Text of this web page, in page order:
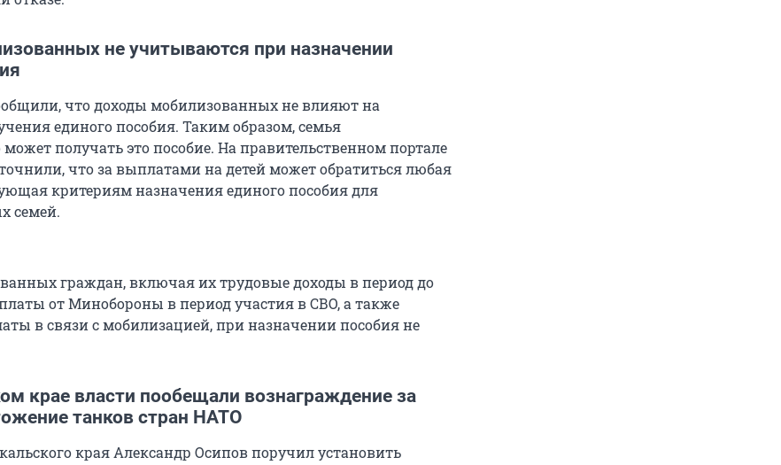
не учитываются при назначении
что доходы мобилизованных не влияют на
единого пособия. Таким образом, семья
получать это пособие. На правительственном портале
что за выплатами на детей может обратиться любая
критериям назначения единого пособия для
семей.
граждан, включая их трудовые доходы в период до
от Минобороны в период участия в СВО, а также
в связи с мобилизацией, при назначении пособия не
крае власти пообещали вознаграждение за
танков стран НАТО
края Александр Осипов поручил установить